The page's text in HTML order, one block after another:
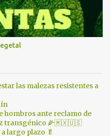
las malezas resistentes a
hombros ante reclamo de
transgénico 🌽🇲🇽🇺🇸
largo plazo 🥬